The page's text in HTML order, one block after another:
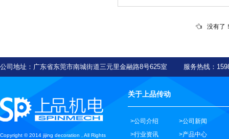
没有了
公司地址：广东省东莞市南城街道三元里金融路8号625室 服务热线
Copyright © 2014 jijing decoration , All Rights
关于上品传动
>公司介绍
>公司新闻
>行业资讯
>产品中心